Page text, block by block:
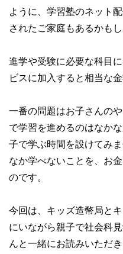
ように、学習塾のネット
されたご家庭もあるかもし
進学や受験に必要な科目
ビスに加入すると相当な金
一番の問題はお子さんの
で学習を進めるのはなか
子で学ぶ時間を設けてみ
なか学べないことを、お
のです。
今回は、キッズ造幣局と
にいながら親子で社会科
んと一緒にお読みいただ